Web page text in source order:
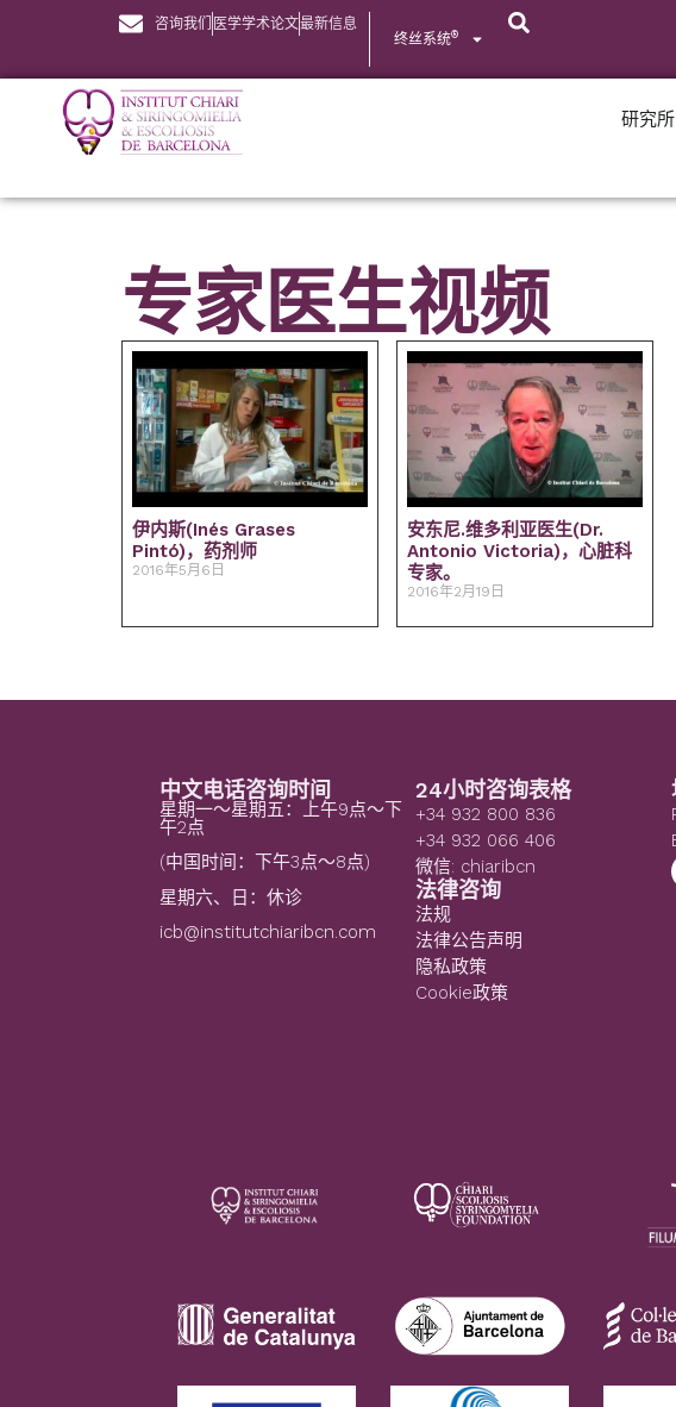
咨询我们 医学学术论文最新信息
终丝系统®
研究
专家医生视频
伊内斯(Inés Grases
Pintó)，药剂师
2016年5月6日
安东尼.维多利亚医生(Dr.
Antonio Victoria)，心脏科
专家。
2016年2月19日
中文电话咨询时间
星期一～星期五：上午9点～下
午2点
(中国时间：下午3点～8点)
星期六、日：休诊
icb@institutchiaribcn.com
24小时咨询表格
+34 932 800 836
+34 932 066 406
微信: chiaribcn
法律咨询
法规
法律公告声明
隐私政策
Cookie政策